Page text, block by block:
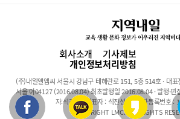
회사소개 기사제보
개인정보처리방침
(주)내일엘엠씨 서울시 강남구 테헤란로 151, 5층 514호 · 대
서울 아04127 (2016.08.04) 최초발행일 2016.08.04 · 발행·편
자:석진성 · 대표자 : 석진성 · 사업자등록번호 :
COPYRIGHT LMC. ALL RIGHTS